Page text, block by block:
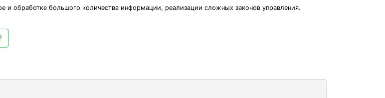
и обработке большого количества информации, реализации сложных законов управления.